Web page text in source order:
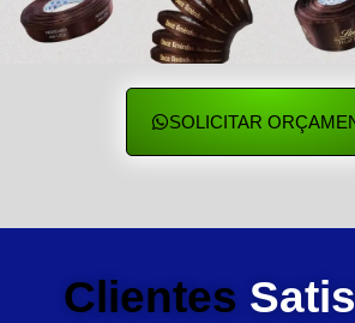
SOLICITAR
Clientes